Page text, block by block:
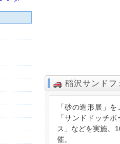
稲沢サンド
「砂の造形展」
「サンドドッチ
ス」などを実施。
催。